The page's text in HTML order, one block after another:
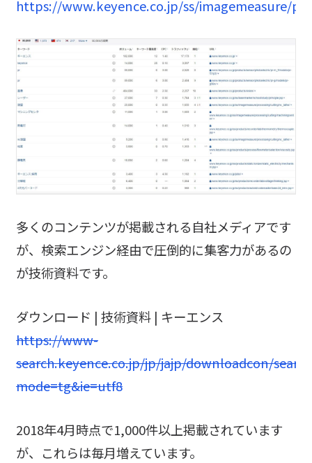
https://www.keyence.co.jp/ss/imagemeasure/
多くのコンテンツが掲載される自社メディアです
が、検索エンジン経由で圧倒的に集客力があるの
が技術資料です。
ダウンロード | 技術資料 | キーエンス
https://www-
search.keyence.co.jp/jp/jajp/downloadcon/
mode=tg&ie=utf8
2018年4月時点で1,000件以上掲載されています
が、これらは毎月増えています。